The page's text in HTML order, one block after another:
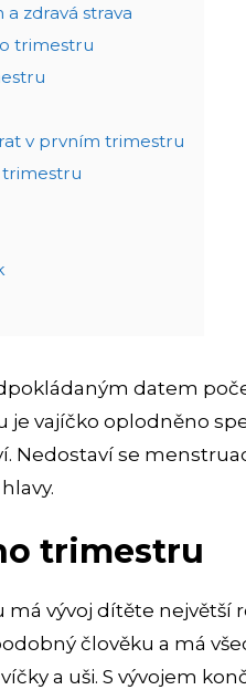
a zdravá strava
trimestru
v prvním trimestru
trimestru
datem
vajíčko oplodněno
Nedostaví se
trimestru
vývoj dítěte největší
člověku a má
a uši. S vývojem